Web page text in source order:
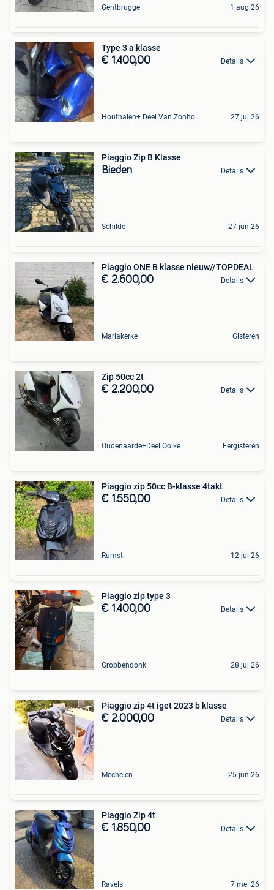
Gentbrugge 1 aug 26
Type 3 a klasse
€ 1.400,00 Details
Houthalen+ Deel Van Zonhoven En Zolder 27 jul 26
Piaggio Zip B Klasse
Bieden Details
Schilde 27 jun 26
Piaggio ONE B klasse nieuw//TOPDEAL
€ 2.600,00 Details
Mariakerke Gisteren
Zip 50cc 2t
€ 2.200,00 Details
Oudenaarde+Deel Ooike Eergisteren
Piaggio zip 50cc B-klasse 4takt
€ 1.550,00 Details
Rumst 12 jul 26
Piaggio zip type 3
€ 1.400,00 Details
Grobbendonk 28 jul 26
Piaggio zip 4t iget 2023 b klasse
€ 2.000,00 Details
Mechelen 25 jun 26
Piaggio Zip 4t
€ 1.850,00 Details
Ravels 7 mei 26